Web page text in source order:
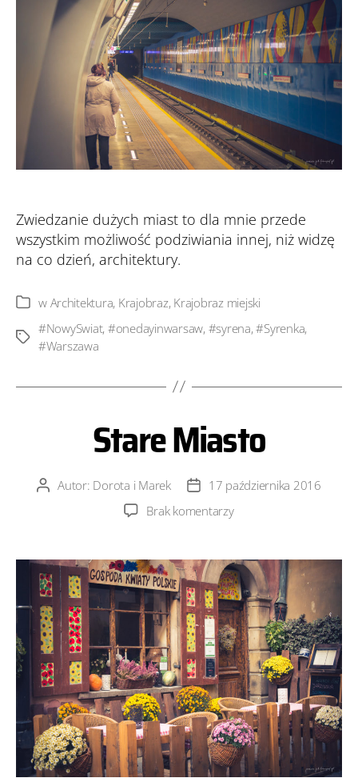
Zwiedzanie dużych miast to dla mnie przede
wszystkim możliwość podziwiania innej, niż widzę
na co dzień, architektury.
Kategorie
w Architektura, Krajobraz, Krajobraz miejski
Tagi
#NowySwiat, #onedayinwarsaw, #syrena,#Syrenka,
#Warszawa
Stare Miasto
AutorAutor: Dorota i Marek
Data17 października 2016
Brak komentarzydo